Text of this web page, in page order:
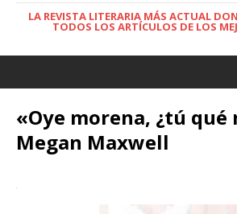
LA REVISTA LITERARIA MÁS ACTUAL
TODOS LOS ARTÍCULOS DE LOS
«Oye morena, ¿tú qué
Megan Maxwell